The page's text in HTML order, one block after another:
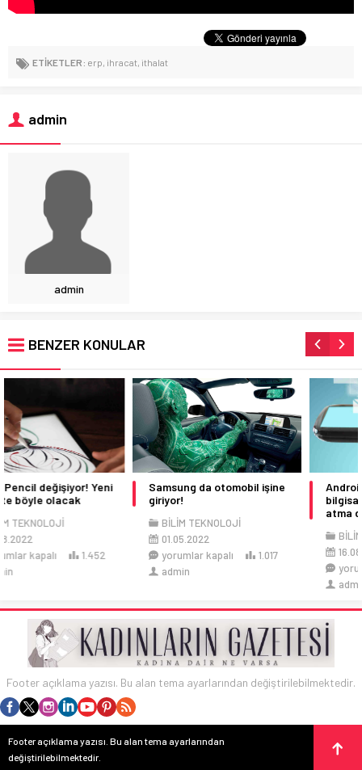
ETİKETLER: erp ihracat ithalat
admin
admin
BENZER KONULAR
Samsung da otomobil işine
giriyor!
BİLİM TEKNOLOJİ
yorumlar kapalı
1.017
Android telefonlarda
16.08.2022
1.364
Footer açıklama yazısı. Bu alan tema ayarlarından değiştirilebilmektedir.
Footer açıklama yazısı. Bu alan tema ayarlarından
değiştirilebilmektedir.